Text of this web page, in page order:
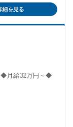
方 □接客を通して
行やアクティビ
細を見る
◆月給32万円～◆